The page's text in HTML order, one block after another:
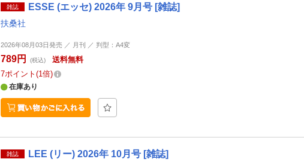
雑誌 ESSE (エッセ) 2026年 9月号 [雑誌]
扶桑社
2026年08月03日発売 ／ 月刊 ／ 判型：A4変
789円 (税込)
送料無料
7ポイント 1倍
在庫あり
雑誌 LEE (リー) 2026年 10月号 [雑誌]